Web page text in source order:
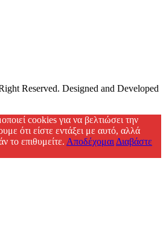
Reserved. Designed and Developed
cookies για να βελτιώσει την
ότι είστε εντάξει με αυτό, αλλά
το επιθυμείτε. Αποδέχομαι Διαβάστε